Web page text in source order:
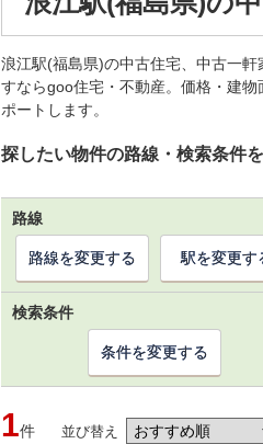
浪江駅(福島県)の中古住宅、中古一
すならgoo住宅・不動産。価格・建
ポートします。
探したい物件の路線・検索条件
路線
路線を変更する 駅を変更す
検索条件
条件を変更する
1件 並び替え